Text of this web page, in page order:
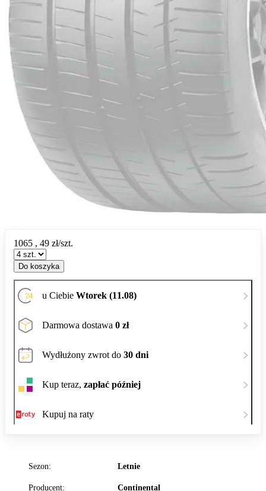
Sezon: Letnie
Producent: Continental
1065 , 49 zł/szt.
Do koszyka
u Ciebie Wtorek (11.08)
Darmowa dostawa 0 zł
Wydłużony zwrot do 30 dni
Kup teraz, zapłać później
Kupuj na raty